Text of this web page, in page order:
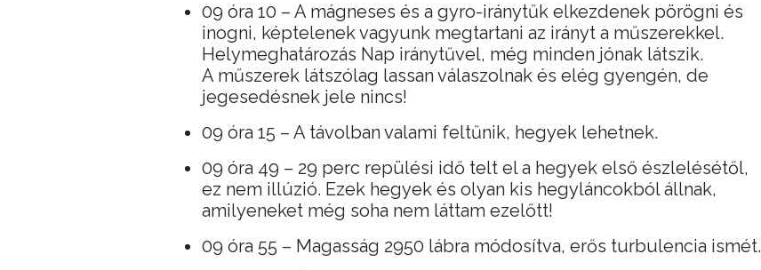
09 óra 10 – A mágneses és a gyro-iránytűk elkezdenek pörögni és
inogni, képtelenek vagyunk megtartani az irányt a műszerekkel.
Helymeghatározás Nap iránytűvel, még minden jónak látszik.
A műszerek látszólag lassan válaszolnak és elég gyengén, de
jegesedésnek jele nincs!
09 óra 15 – A távolban valami feltűnik, hegyek lehetnek.
09 óra 49 – 29 perc repülési idő telt el a hegyek első észlelésétől,
ez nem illúzió. Ezek hegyek és olyan kis hegyláncokból állnak,
amilyeneket még soha nem láttam ezelőtt!
09 óra 55 – Magasság 2950 lábra módosítva, erős turbulencia ismét.